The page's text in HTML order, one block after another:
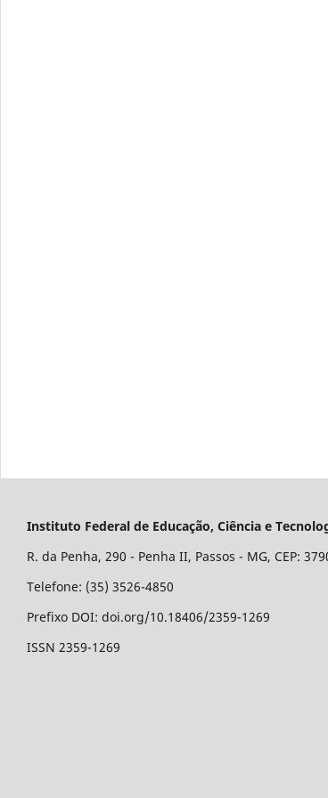
Instituto Federal de Educação, Ciência e
R. da Penha, 290 - Penha II, Passos - MG, CEP:
Telefone: (35) 3526-4850
Prefixo DOI: doi.org/10.18406/2359-1269
ISSN 2359-1269